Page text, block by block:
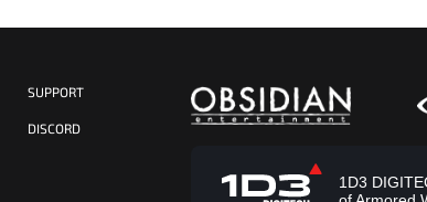
SUPPORT
DISCORD
1D3